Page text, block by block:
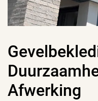
Afwerking